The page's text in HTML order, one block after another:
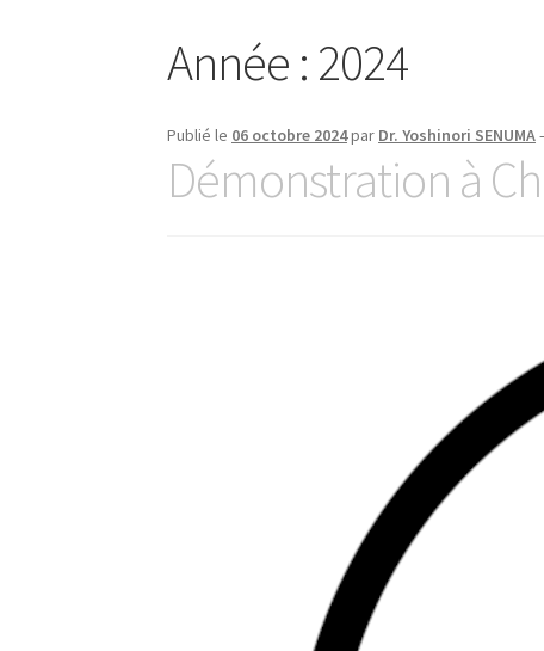
Année : 2024
Publié le 06 octobre 2024par Dr. Yoshinori SENUMA
Démonstration à